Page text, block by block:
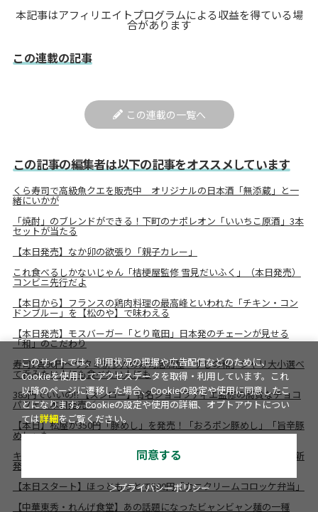
本記事はアフィリエイトプログラムによる収益を得ている場
合があります
この連載の記事
この連載の一覧へ
この記事の編集者は以下の記事をオススメしています
くら寿司で高級魚クエを販売中 オリジナルの日本酒「無添蔵」と一
緒にいかが
「焼酎」のブレンドができる！下町のナポレオン「いいちこ原酒」3本
セットが当たる
【本日発売】なか卯の欲張り「親子カレー」
これ食べるしかないじゃん「桔梗屋監修 雪見だいふく」（本日発売）
コンビニ先行だよ
【本日から】フランスの鶏肉料理の最高峰といわれた「チキン・コン
ドンブルー」を【松のや】で味わえる
【本日発売】モスバーガー「とり竜田」日本発のチェーンが見せる
「和」のこだわり
寿司1貫96円～ワタミ新参入の寿司居酒屋「すしの和」シャリ大小選べ
て呑みたい人にも食べたい人にも
385円でいいの!?【スシロー】有名ショコラティエ監修の高貴なチョコ
パフェ＼本日発売／
【本日】松屋が350円「豚めし」を発売！「おろポン豚めし」「旨辛豚
めし」も
キリン「氷結“無糖”レモン」好調によりシリーズ拡充！ 高アル9％を新
発売
【本日スタート】ほっともっとで500円「カニクリームコロッケ弁当」
【中華東秀・れんげ食堂】あの話題になったビャンビャン麺の一種
このサイトでは、利用状況の把握や広告配信などのために、
Cookieを使用してアクセスデータを取得・利用しています。これ
以降のページに遷移した場合、Cookieの設定や使用に同意したこ
とになります。Cookieの設定や使用の詳細、オプトアウトについ
ては詳細 をご覧ください。
同意する
＞プライバシーポリシー